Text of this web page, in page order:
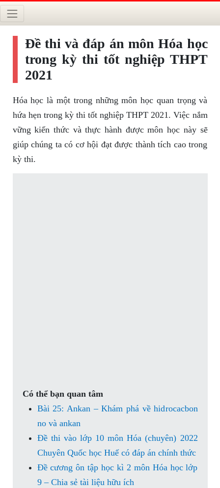
Đề thi và đáp án môn Hóa học
trong kỳ thi tốt nghiệp THPT
2021
Hóa học là một trong những môn học quan trọng và
hứa hẹn trong kỳ thi tốt nghiệp THPT 2021. Việc nắm
vững kiến thức và thực hành được môn học này sẽ
giúp chúng ta có cơ hội đạt được thành tích cao trong
kỳ thi.
Có thể bạn quan tâm
Bài 25: Ankan – Khám phá về hidrocacbon
no và ankan
Đề thi vào lớp 10 môn Hóa (chuyên) 2022
Chuyên Quốc học Huế có đáp án chính thức
Đề cương ôn tập học kì 2 môn Hóa học lớp
9 – Chia sẻ tài liệu hữu ích